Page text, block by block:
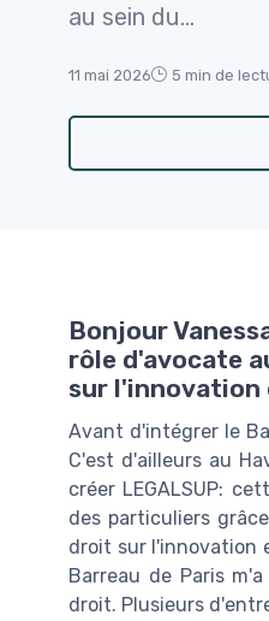
au sein du...
11 mai 2026 5 min de
Bonjour
rôle d'avocate
sur l'innovation
Avant d'intégrer le
C'est d'ailleurs au
créer LEGALSUP:
des particuliers
droit sur l'innovation
Barreau de Paris
droit. Plusieurs